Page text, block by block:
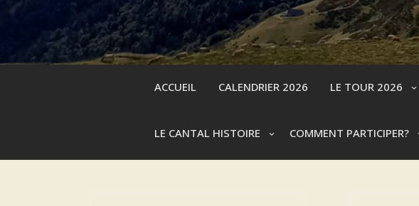
ACCUEIL CALENDRIER 2026 LE TOUR 2026
LE CANTAL HISTOIRE COMMENT PARTICIPER?